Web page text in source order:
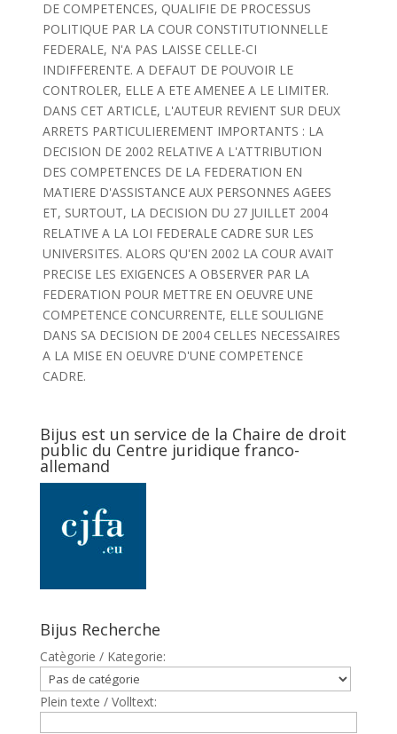
DE COMPETENCES, QUALIFIE DE PROCESSUS
POLITIQUE PAR LA COUR CONSTITUTIONNELLE
FEDERALE, N'A PAS LAISSE CELLE-CI
INDIFFERENTE. A DEFAUT DE POUVOIR LE
CONTROLER, ELLE A ETE AMENEE A LE LIMITER.
DANS CET ARTICLE, L'AUTEUR REVIENT SUR DEUX
ARRETS PARTICULIEREMENT IMPORTANTS : LA
DECISION DE 2002 RELATIVE A L'ATTRIBUTION
DES COMPETENCES DE LA FEDERATION EN
MATIERE D'ASSISTANCE AUX PERSONNES AGEES
ET, SURTOUT, LA DECISION DU 27 JUILLET 2004
RELATIVE A LA LOI FEDERALE CADRE SUR LES
UNIVERSITES. ALORS QU'EN 2002 LA COUR AVAIT
PRECISE LES EXIGENCES A OBSERVER PAR LA
FEDERATION POUR METTRE EN OEUVRE UNE
COMPETENCE CONCURRENTE, ELLE SOULIGNE
DANS SA DECISION DE 2004 CELLES NECESSAIRES
A LA MISE EN OEUVRE D'UNE COMPETENCE
CADRE.
Bijus est un service de la Chaire de droit
public du Centre juridique franco-
allemand
Bijus Recherche
Catègorie / Kategorie:
Plein texte / Volltext: